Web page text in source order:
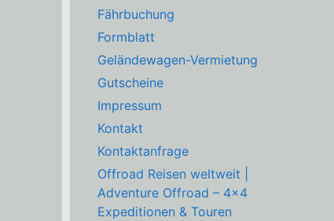
Fährbuchung
Formblatt
Geländewagen-Vermietung
Gutscheine
Impressum
Kontakt
Kontaktanfrage
Offroad Reisen weltweit |
Adventure Offroad – 4×4
Expeditionen & Touren